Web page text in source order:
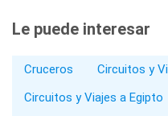
Le puede interesar
Cruceros
Circuitos y
Circuitos y Viajes a Egipto